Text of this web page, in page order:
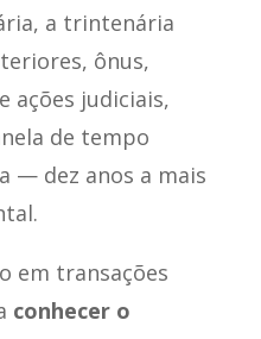
a trintenária
ônus,
ações judiciais,
de tempo
— dez anos a mais
em transações
conhecer o